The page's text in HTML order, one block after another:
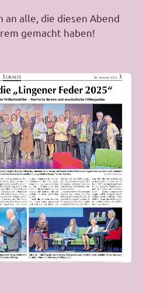
an alle, die diesen Abend
gemacht haben!